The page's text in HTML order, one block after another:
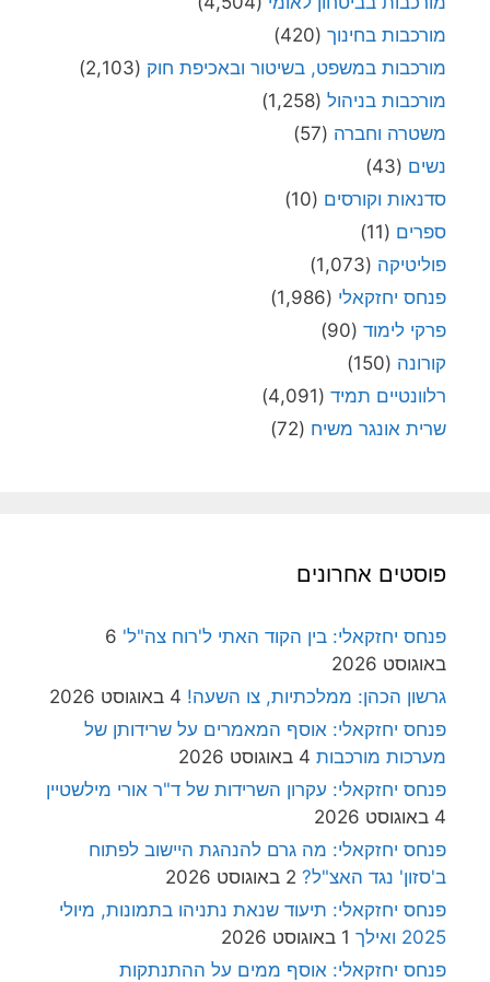
מורכבות בחינוך (420)
מורכבות במשפט, בשיטור ובאכיפת חוק (2,103)
מורכבות בניהול (1,258)
משטרה וחברה (57)
נשים (43)
סדנאות וקורסים (10)
ספרים (11)
פוליטיקה (1,073)
פנחס יחזקאלי (1,986)
פרקי לימוד (90)
קורונה (150)
רלוונטיים תמיד (4,091)
שרית אונגר משיח (72)
פוסטים אחרונים
פנחס יחזקאלי: בין הקוד האתי ל'רוח צה"ל' 6
באוגוסט 2026
גרשון הכהן: ממלכתיות, צו השעה! 4 באוגוסט 2026
פנחס יחזקאלי: אוסף המאמרים על שרידותן של
מערכות מורכבות 4 באוגוסט 2026
פנחס יחזקאלי: עקרון השרידות של ד"ר אורי מילשטיין
4 באוגוסט 2026
פנחס יחזקאלי: מה גרם להנהגת היישוב לפתוח
ב'סזון' נגד האצ"ל? 2 באוגוסט 2026
פנחס יחזקאלי: תיעוד שנאת נתניהו בתמונות, מיולי
2025 ואילך
1 באוגוסט 2026
פנחס יחזקאלי: אוסף ממים על ההתנתקות